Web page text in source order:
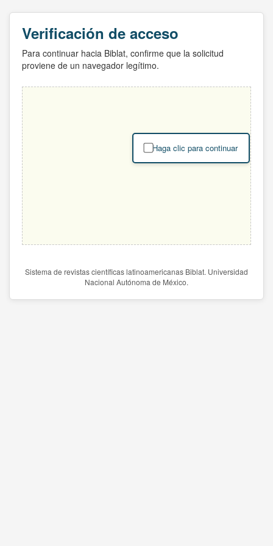
Verificación de acceso
Para continuar hacia Biblat, confirme que la solicitud
proviene de un navegador legítimo.
Haga clic para continuar
Sistema de revistas científicas latinoamericanas Biblat. Universidad
Nacional Autónoma de México.